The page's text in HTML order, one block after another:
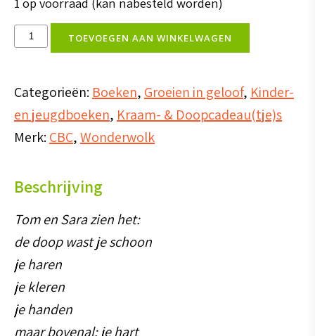
€ 9,95.
is:
€ 2,50.
Het
aantal
TOEVOEGEN AAN WINKELWAGEN
Categorieën: Boeken, Groeien in geloof, Kinder-
en jeugdboeken, Kraam- & Doopcadeau(tje)s
Merk: CBC,Wonderwolk
Beschrijving
Tom en Sara zien het:
de doop wast je schoon
je haren
je kleren
je handen
maar bovenal: je hart